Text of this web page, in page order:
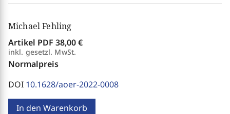
Michael Fehling
Artikel PDF 38,00 €
inkl. gesetzl. MwSt.
Normalpreis
DOI 10.1628/aoer-2022-0008
In den Warenkorb